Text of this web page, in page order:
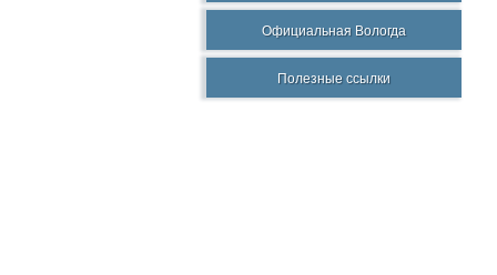
Официальная Вологда
Полезные ссылки